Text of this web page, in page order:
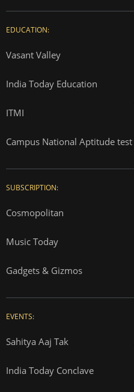
EDUCATION:
Vasant Valley
India Today Education
ITMI
Campus National Aptitude test
SUBSCRIPTION:
Cosmopolitan
Music Today
Gadgets & Gizmos
EVENTS:
Sahitya Aaj Tak
India Today Conclave